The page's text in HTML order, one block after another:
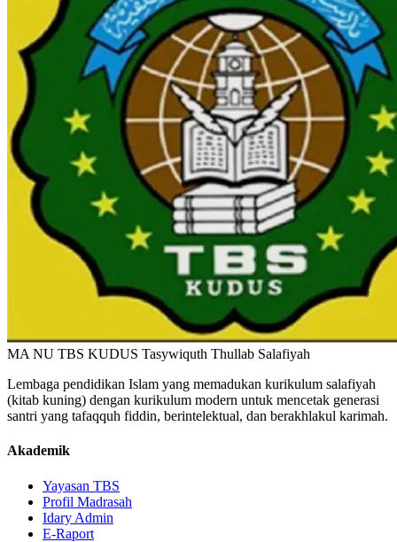
MA NU TBS KUDUS Tasywiquth Thullab Salafiyah
Lembaga pendidikan Islam yang memadukan kurikulum salafiyah
(kitab kuning) dengan kurikulum modern untuk mencetak generasi
santri yang tafaqquh fiddin, berintelektual, dan berakhlakul karimah.
Akademik
Yayasan TBS
Profil Madrasah
Idary Admin
E-Raport